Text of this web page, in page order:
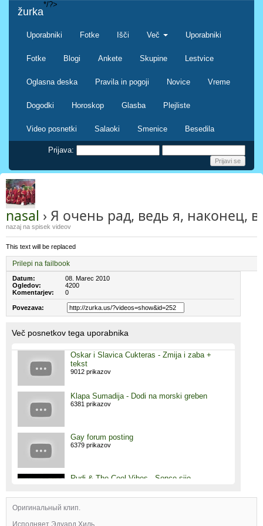
žurka
Uporabniki Fotke Išči Več Uporabniki
Fotke Blogi Ankete Skupine Lestvice
Oglasna deska Pravila in pogoji Novice Vreme
Dogodki Horoskop Glasba Plejliste
Video posnetki Salaoki Smenice Besedila
*/?>
Prijava:
nasal › Я очень рад, ведь я, наконец,
nazaj na spisek videov
This text will be replaced
Prilepi na failbook
Datum:
08. Marec 2010
Ogledov:
4200
Komentarjev:
0
Povezava:
Več posnetkov tega uporabnika
Oskar i Slavica Cukteras - Zmija i zaba +
tekst
9012 prikazov
Klapa Sumadija - Dodi na morski greben
6381 prikazov
Gay forum posting
6379 prikazov
Rudi & The Cool Vibes - Sonce sije
nasalov poskus btwista
Оригинальный клип.
Исполняет Эдуард Хиль.